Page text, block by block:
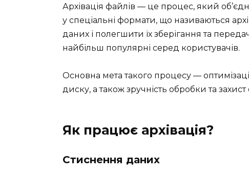
Архівація файлів — це процес, який
у спеціальні формати, що називаються
даних і полегшити їх зберігання та
найбільш популярні серед користувачів.
Основна мета такого процесу —
диску, а також зручність обробки та
Як працює архівація?
Стиснення даних